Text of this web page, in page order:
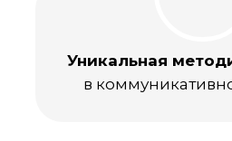
Уникальная
в